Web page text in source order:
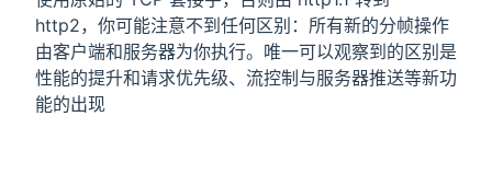
http2，你可能注意不到任何区别：所有新的分帧操作
由客户端和服务器为你执行。唯一可以观察到的区别是
性能的提升和请求优先级、流控制与服务器推送等新功
能的出现